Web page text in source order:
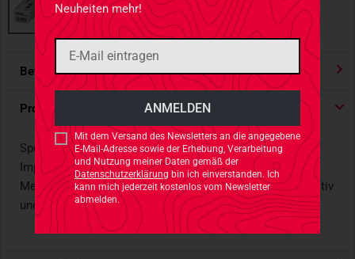
Neuheiten mehr!
Mit dem Versand des Newsletters an die angegebene
E-Mail-Adresse sowie der Erhebung, Verarbeitung
und Nutzung meiner Daten gemäß der
Datenschutzerklärungbin ich einverstanden. Ich
kann mich jederzeit kostenlos vom Newsletter
abmelden.
Bewertungen 4.91/ 5 Sternen
Produktdetails
Spezial-Schuhcreme für den Schuhputz, Pflege und
Imprägnierung moderner Glattleder-Schuhe, die mit einer
Membrane ausgerüstet sind. Das Leder bleibt atmungsaktiv
und wasserabweisend.